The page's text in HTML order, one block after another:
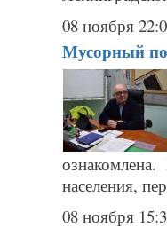
08 ноября
Мусорный
населения,
08 ноября